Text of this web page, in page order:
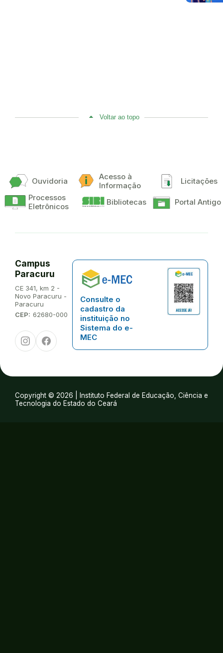
Voltar ao topo
Ouvidoria
Acesso à
Informação
Licitações
Processos
Eletrônicos
Bibliotecas Portal Antigo
Campus
Paracuru
Endereço:
CE 341, km 2 -
Novo Paracuru -
Paracuru
CEP: 62680-000
InstagramFacebook
Consulte o
cadastro da
instituição no
Sistema do e-
MEC
Copyright © 2026 | Instituto Federal de Educação, Ciência e
Tecnologia do Estado do Ceará